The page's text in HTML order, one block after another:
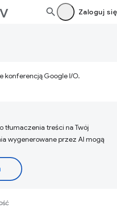
Zaloguj się
konferencją Google I/O.
tłumaczenia treści na Twój
wygenerowane przez AI mogą